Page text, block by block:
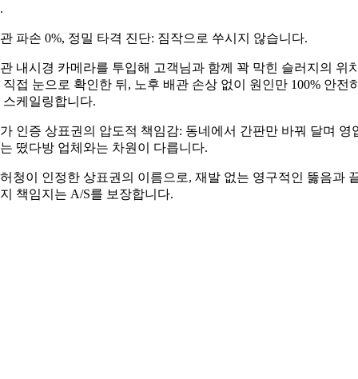
파손 0%, 정밀 타격 진단: 짐작으로 쑤시지 않습니다.
내시경 카메라를 투입해 고객님과 함께 꽉 막힌 슬러지의 위
직접 눈으로 확인한 뒤, 노후 배관 손상 없이 원인만 100% 안전
스케일링합니다.
인증 상표권의 압도적 책임감: 동네에서 간판만 바꿔 달며 영
떴다방 업체와는 차원이 다릅니다.
청이 인정한 상표권의 이름으로, 재발 없는 영구적인 뚫음과
책임지는 A/S를 보장합니다.